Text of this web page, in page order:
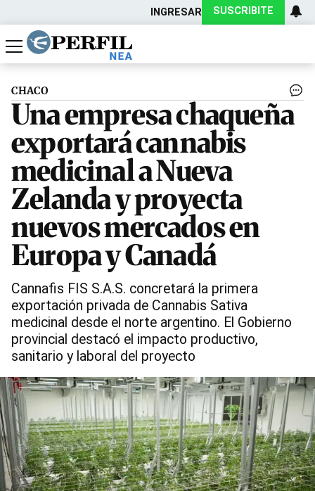
INGRESAR SUSCRIBITE
Política
Economía
Actualidad
CHACO
Una empresa chaqueña
exportará cannabis
medicinal a Nueva
Zelanda y proyecta
nuevos mercados en
Europa y Canadá
Cannafis FIS S.A.S. concretará la primera
exportación privada de Cannabis Sativa
medicinal desde el norte argentino. El Gobierno
provincial destacó el impacto productivo,
sanitario y laboral del proyecto